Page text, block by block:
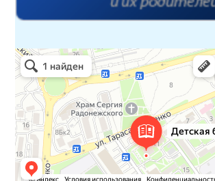
Детская библиотека № 14 Дружбы народов
Библиотека в Севастополе